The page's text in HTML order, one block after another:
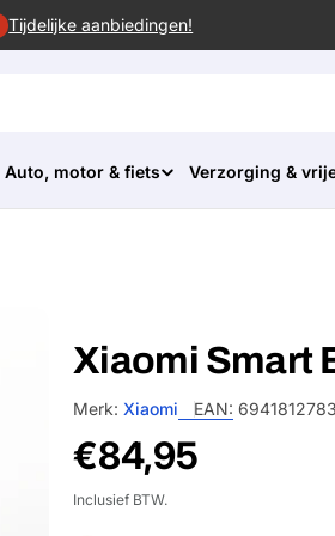
Tijdelijke aanbiedingen!
Auto, motor & fiets Verzorging &
Xiaomi Smart
Merk: Xiaomi EAN:
Normale
prijs
€84,95
Inclusief BTW.